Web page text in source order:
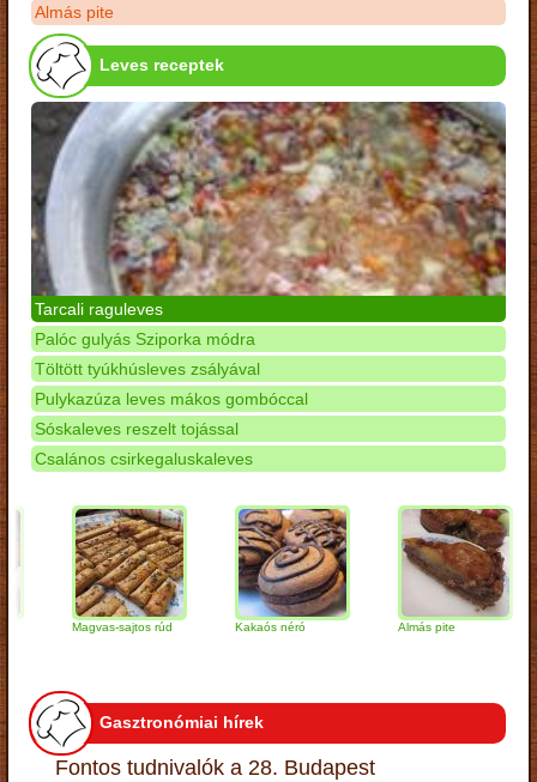
Almás pite
Leves receptek
Tarcali raguleves
Palóc gulyás Sziporka módra
Töltött tyúkhúsleves zsályával
Pulykazúza leves mákos gombóccal
Sóskaleves reszelt tojással
Csalános csirkegaluskaleves
Magvas-sajtos rúd Kakaós néró Almás pite
Gasztronómiai hírek
Fontos tudnivalók a 28. Budapest